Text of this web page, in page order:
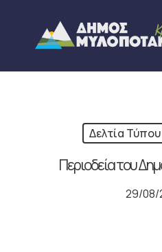
content
Δελτία
Περιοδεία του
29/08/